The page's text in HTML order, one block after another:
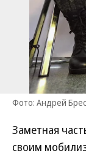
Фото: Андрей
Заметная
своим